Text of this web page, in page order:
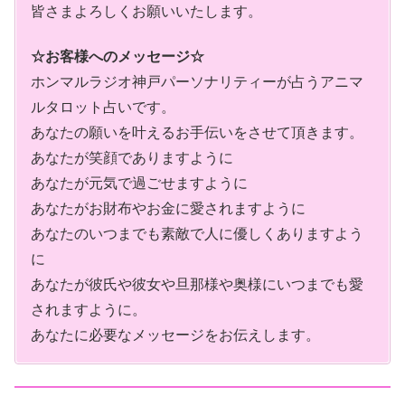
皆さまよろしくお願いいたします。
☆お客様へのメッセージ☆
ホンマルラジオ神戸パーソナリティーが占うアニマ
ルタロット占いです。
あなたの願いを叶えるお手伝いをさせて頂きます。
あなたが笑顔でありますように
あなたが元気で過ごせますように
あなたがお財布やお金に愛されますように
あなたのいつまでも素敵で人に優しくありますよう
に
あなたが彼氏や彼女や旦那様や奥様にいつまでも愛
されますように。
あなたに必要なメッセージをお伝えします。